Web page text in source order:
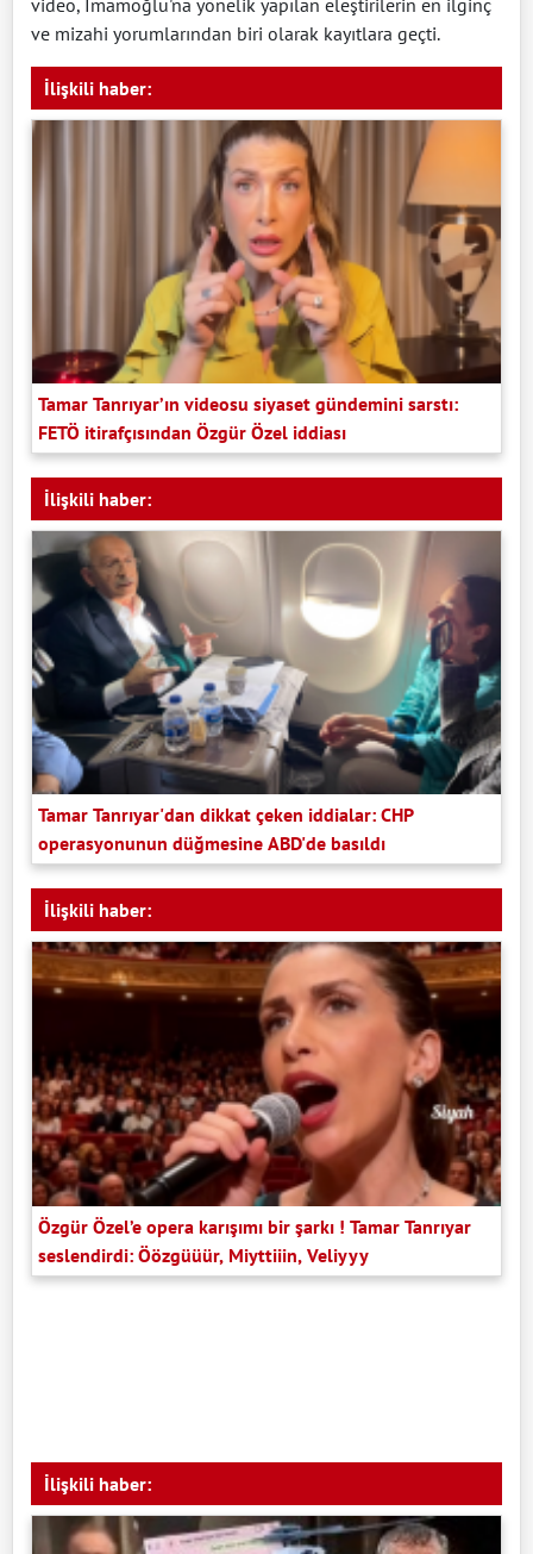
ve mizahi yorumlarından biri olarak kayıtlara geçti.
İlişkili haber:
Tamar Tanrıyar’ın videosu siyaset gündemini sarstı:
FETÖ itirafçısından Özgür Özel iddiası
İlişkili haber:
Tamar Tanrıyar'dan dikkat çeken iddialar: CHP
operasyonunun düğmesine ABD'de basıldı
İlişkili haber:
Özgür Özel’e opera karışımı bir şarkı ! Tamar Tanrıyar
seslendirdi: Öözgüüür, Miyttiiin, Veliyyy
İlişkili haber: